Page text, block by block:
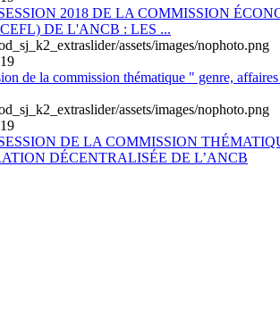
2018 DE LA COMMISSION
DE L'ANCB : LES ...
de la commission thématique " genre,
DE LA COMMISSION
DÉCENTRALISÉE DE L’ANCB